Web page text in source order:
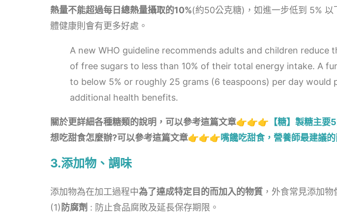
熱量不能超過每日總熱量攝取的10%(約50公克糖)，如進一步低到 5%
體健康則會有更多好處。
A new WHO guideline recommends adults and children reduce
of free sugars to less than 10% of their total energy intake. A
to below 5% or roughly 25 grams (6 teaspoons) per day would
additional health benefits.
關於更詳細各種糖類的說明，可以參考這篇文章👉👉👉 【糖】製糖主要
想吃甜食怎麼辦?可以參考這篇文章👉👉👉嘴饞吃甜食，營養師最建議
3.添加物、調味
添加物為在加工過程中為了達成特定目的而加入的物質 ，外食常見添加物
(1) 防腐劑 : 防止食品腐敗及延長保存期限。